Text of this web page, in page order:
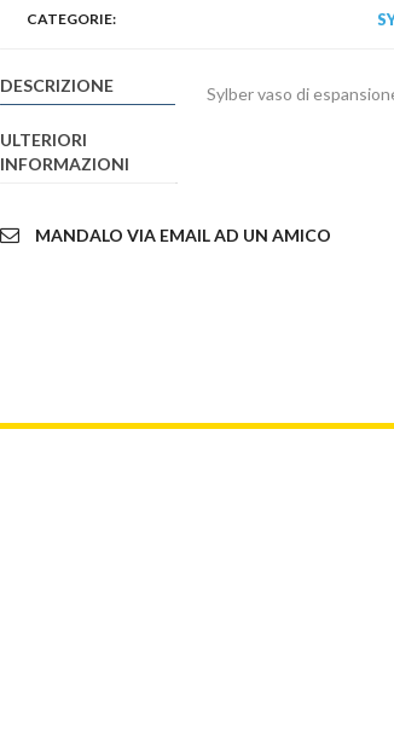
CATEGORIE:
DESCRIZIONE
ULTERIORI
INFORMAZIONI
Sylber vaso di
MANDALO VIA EMAIL AD UN AMICO